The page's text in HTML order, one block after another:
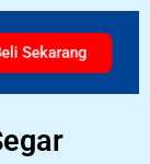
Sekarang